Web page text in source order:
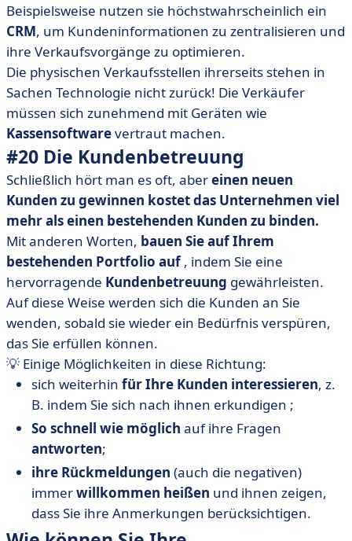
Beispielsweise nutzen sie höchstwahrscheinlich ein
CRM, um Kundeninformationen zu zentralisieren und
ihre Verkaufsvorgänge zu optimieren.
Die physischen Verkaufsstellen ihrerseits stehen in
Sachen Technologie nicht zurück! Die Verkäufer
müssen sich zunehmend mit Geräten wie
Kassensoftwarevertraut machen.
#20 Die Kundenbetreuung
Schließlich hört man es oft, abereinen neuen
Kunden zu gewinnen kostet das Unternehmen viel
mehr als einen bestehenden Kunden zu binden.
Mit anderen Worten, bauen Sie auf Ihrem
bestehenden Portfolio auf, indem Sie eine
hervorragende Kundenbetreuung gewährleisten.
Auf diese Weise werden sich die Kunden an Sie
wenden, sobald sie wieder ein Bedürfnis verspüren,
das Sie erfüllen können.
💡 Einige Möglichkeiten in diese Richtung:
sich weiterhin für Ihre Kunden interessieren, z.
B. indem Sie sich nach ihnen erkundigen ;
So schnell wie möglich auf ihre Fragen
antworten;
ihre Rückmeldungen (auch die negativen)
immerwillkommen heißen und ihnen zeigen,
dass Sie ihre Anmerkungen berücksichtigen.